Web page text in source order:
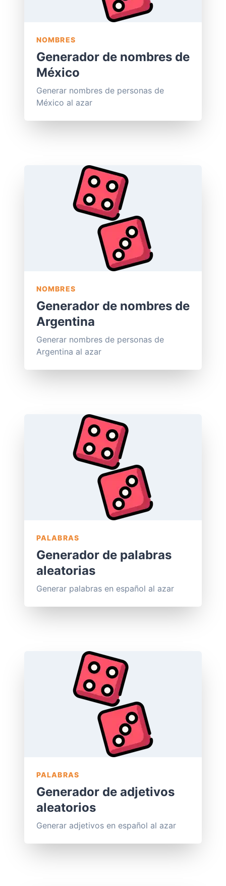
NOMBRES
Generador de nombres de
México
Generar nombres de personas de
México al azar
NOMBRES
Generador de nombres de
Argentina
Generar nombres de personas de
Argentina al azar
PALABRAS
Generador de palabras
aleatorias
Generar palabras en español al azar
PALABRAS
Generador de adjetivos
aleatorios
Generar adjetivos en español al azar